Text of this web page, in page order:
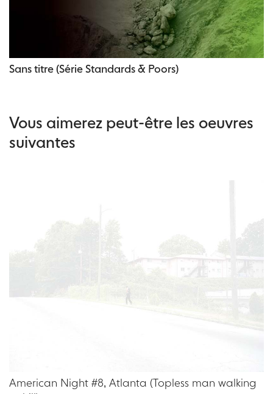
Sans titre (Série Standards & Poors)
Vous aimerez peut-être les oeuvres
suivantes
American Night #8, Atlanta (Topless man walking